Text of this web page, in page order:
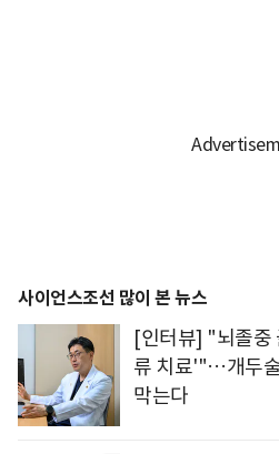
사이언스조선 많이 본 뉴스
[인터뷰] "뇌졸중
류 치료'"…개두
막는다